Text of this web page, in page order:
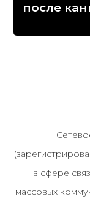
после
в сфере
массовых